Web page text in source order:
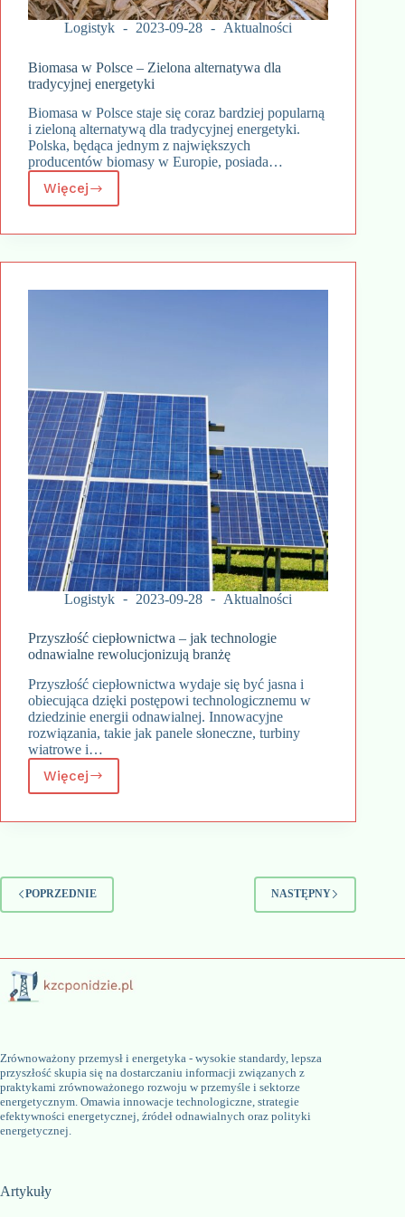
Logistyk 2023-09-28 Aktualności
Biomasa w Polsce – Zielona alternatywa dla
tradycyjnej energetyki
Biomasa w Polsce staje się coraz bardziej popularną
i zieloną alternatywą dla tradycyjnej energetyki.
Polska, będąca jednym z największych
producentów biomasy w Europie, posiada…
WięcejBiomasa
w
Zielona
dla
Logistyk 2023-09-28 Aktualności
Przyszłość ciepłownictwa – jak technologie
odnawialne rewolucjonizują branżę
Przyszłość ciepłownictwa wydaje się być jasna i
obiecująca dzięki postępowi technologicznemu w
dziedzinie energii odnawialnej. Innowacyjne
rozwiązania, takie jak panele słoneczne, turbiny
wiatrowe i…
WięcejPrzyszłość
ciepłownictwa
rewolucjonizują
branżę
POPRZEDNIE NASTĘPNY
Zrównoważony przemysł i energetyka - wysokie standardy, lepsza
przyszłość skupia się na dostarczaniu informacji związanych z
praktykami zrównoważonego rozwoju w przemyśle i sektorze
energetycznym. Omawia innowacje technologiczne, strategie
efektywności energetycznej, źródeł odnawialnych oraz polityki
energetycznej.
Artykuły